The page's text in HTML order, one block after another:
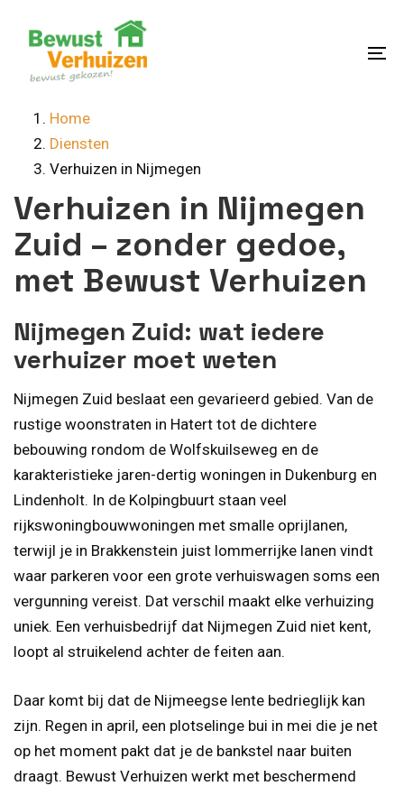
content
Home
Diensten
Verhuizen in Nijmegen
Verhuizen in Nijmegen
Zuid – zonder gedoe,
met Bewust Verhuizen
Nijmegen Zuid: wat iedere
verhuizer moet weten
Nijmegen Zuid beslaat een gevarieerd gebied. Van de
rustige woonstraten in Hatert tot de dichtere
bebouwing rondom de Wolfskuilseweg en de
karakteristieke jaren-dertig woningen in Dukenburg en
Lindenholt. In de Kolpingbuurt staan veel
rijkswoningbouwwoningen met smalle oprijlanen,
terwijl je in Brakkenstein juist lommerrijke lanen vindt
waar parkeren voor een grote verhuiswagen soms een
vergunning vereist. Dat verschil maakt elke verhuizing
uniek. Een verhuisbedrijf dat Nijmegen Zuid niet kent,
loopt al struikelend achter de feiten aan.
Daar komt bij dat de Nijmeegse lente bedrieglijk kan
zijn. Regen in april, een plotselinge bui in mei die je net
op het moment pakt dat je de bankstel naar buiten
draagt. Bewust Verhuizen werkt met beschermend